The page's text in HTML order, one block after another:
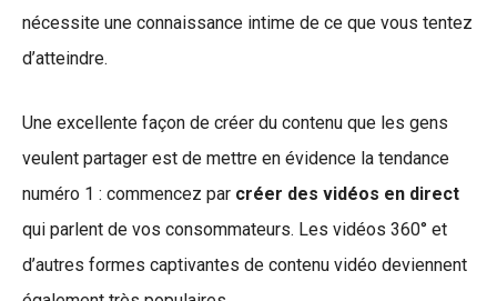
nécessite une connaissance intime de ce que vous tentez
d’atteindre.
Une excellente façon de créer du contenu que les gens
veulent partager est de mettre en évidence la tendance
numéro 1 : commencez par créer des vidéos en direct
qui parlent de vos consommateurs. Les vidéos 360° et
d’autres formes captivantes de contenu vidéo deviennent